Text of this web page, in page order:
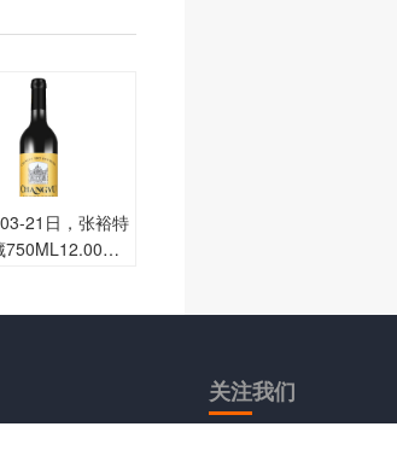
21日，张裕特
750ML12.00度
关注我们